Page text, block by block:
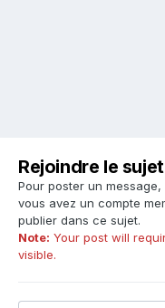
Rejoindre le
Pour poster un
vous avez un compte
publier dans ce sujet.
Note: Your post will
visible.